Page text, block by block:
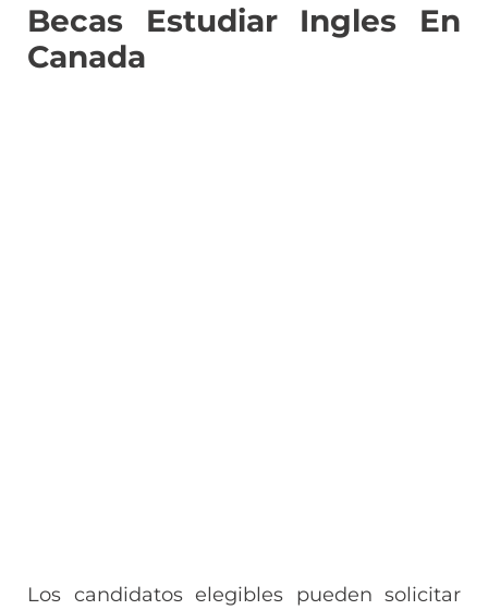
Becas Estudiar Ingles En
Canada
Los candidatos elegibles pueden solicitar